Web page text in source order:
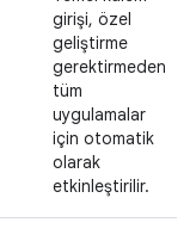
girişi, özel
geliştirme
gerektirmeden
tüm
uygulamalar
için otomatik
olarak
etkinleştirilir.